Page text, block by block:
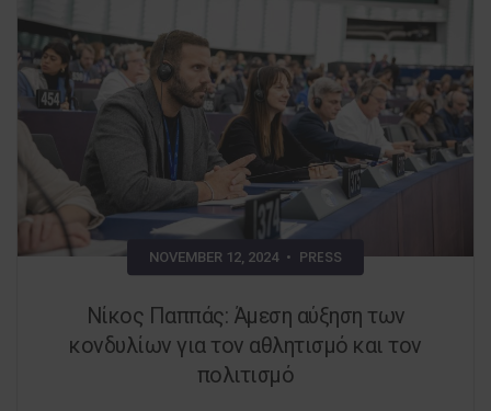
NOVEMBER 12, 2024 • PRESS
Νίκος Παππάς: Άμεση αύξηση των
κονδυλίων για τον αθλητισμό και τον
πολιτισμό